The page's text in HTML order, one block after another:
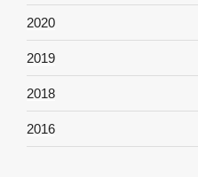
2020
2019
2018
2016